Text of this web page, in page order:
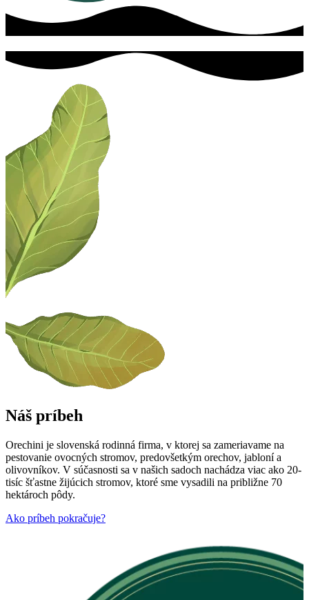
Náš príbeh
Orechini je slovenská rodinná firma, v ktorej sa zameriavame na
pestovanie ovocných stromov, predovšetkým orechov, jabloní a
olivovníkov. V súčasnosti sa v našich sadoch nachádza viac ako 20-
tisíc šťastne žijúcich stromov, ktoré sme vysadili na približne 70
hektároch pôdy.
Ako príbeh pokračuje?